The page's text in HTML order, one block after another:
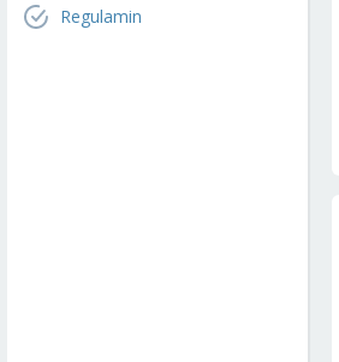
Regulamin